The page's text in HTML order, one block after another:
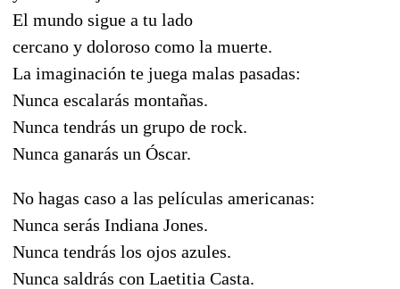
El mundo sigue a tu lado
cercano y doloroso como la muerte.
La imaginación te juega malas pasadas:
Nunca escalarás montañas.
Nunca tendrás un grupo de rock.
Nunca ganarás un Óscar.
No hagas caso a las películas americanas:
Nunca serás Indiana Jones.
Nunca tendrás los ojos azules.
Nunca saldrás con Laetitia Casta.